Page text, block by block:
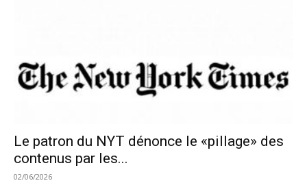
Le patron du NYT dénonce le «pillage» des
contenus par les...
02/06/2026